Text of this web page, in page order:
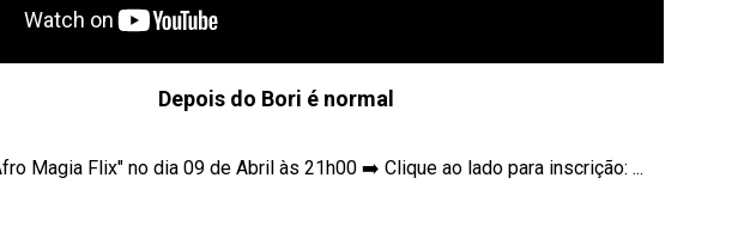
Depois do Bori é normal
Magia Flix" no dia 09 de Abril às 21h00 ➡️ Clique ao lado para inscrição: ...